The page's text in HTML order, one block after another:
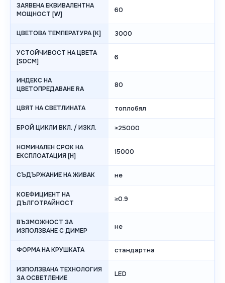
ЗАЯВЕНА ЕКВИВАЛЕНТНА
МОЩНОСТ [W]
60
ЦВЕТОВА ТЕМПЕРАТУРА [K] 3000
УСТОЙЧИВОСТ НА ЦВЕТА
[SDCM]
6
ИНДЕКС НА
ЦВЕТОПРЕДАВАНЕ RA
80
ЦВЯТ НА СВЕТЛИНАТА топлобял
БРОЙ ЦИКЛИ ВКЛ. / ИЗКЛ. ≥25000
НОМИНАЛЕН СРОК НА
ЕКСПЛОАТАЦИЯ [H]
15000
СЪДЪРЖАНИЕ НА ЖИВАК не
КОЕФИЦИЕНТ НА
ДЪЛГОТРАЙНОСТ
≥0.9
ВЪЗМОЖНОСТ ЗА
ИЗПОЛЗВАНЕ С ДИМЕР
не
ФОРМА НА КРУШКАТА стандартна
ИЗПОЛЗВАНА ТЕХНОЛОГИЯ
ЗА ОСВЕТЛЕНИЕ
LED